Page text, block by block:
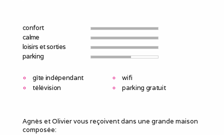
confort
calme
loisirs et sorties
parking
gîte indépendant
wifi
télévision
parking gratuit
Agnès et Olivier vous reçoivent dans une grande maison
composée: